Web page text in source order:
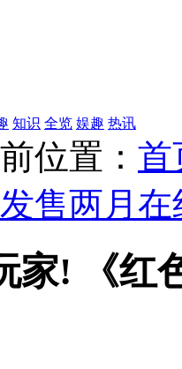
知识 全览 娱趣 热讯
位置： 首
发售两月
家! 《红